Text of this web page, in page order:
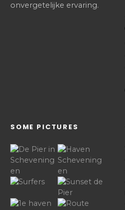
onvergetelijke ervaring.
SOME PICTURES